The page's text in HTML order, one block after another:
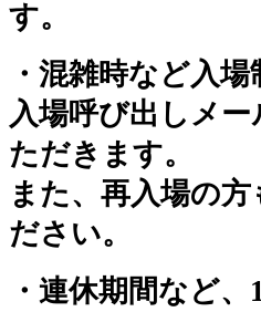
す。
・混雑時など入
入場呼び出しメ
ただきます。
また、再入場の
ださい。
・連休期間など